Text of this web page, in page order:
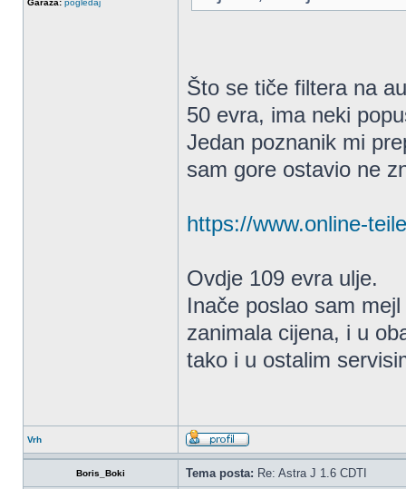
Garaza: pogledaj
Što se tiče filtera na
50 evra, ima neki
Jedan poznanik mi
sam gore ostavio ne
https://www.online-
Ovdje 109 evra ulje.
Inače poslao sam
zanimala cijena, i u
tako i u ostalim
Vrh
Boris_Boki Tema posta: Re: Astra J 1.6 CDTI